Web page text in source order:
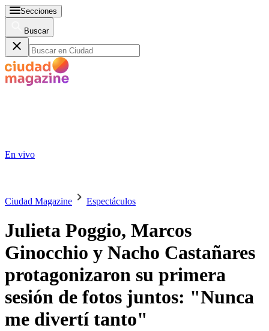
Secciones
Buscar
En vivo
Ciudad Magazine Espectáculos
Julieta Poggio, Marcos
Ginocchio y Nacho Castañares
protagonizaron su primera
sesión de fotos juntos: "Nunca
me divertí tanto"